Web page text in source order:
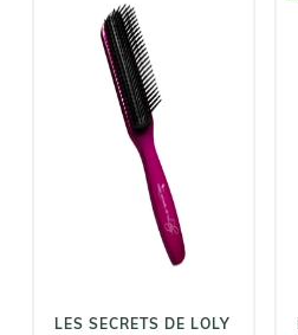
LES SECRETS DE LOLY
LES SECRETS
DE LOLY
Brosse
Démêlante -
Purple Brush
15,00€